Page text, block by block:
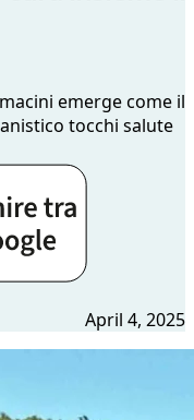
emerge come il
tocchi salute
April 4, 2025